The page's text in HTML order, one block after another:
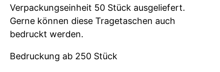
Verpackungseinheit 50 Stück ausgeliefert.
Gerne können diese Tragetaschen auch
bedruckt werden.
Bedruckung ab 250 Stück